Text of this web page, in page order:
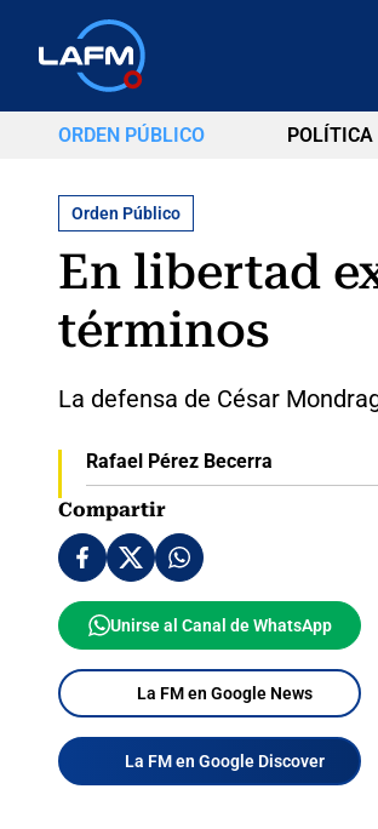
ORDEN PÚBLICO POLÍTICA
Orden Público
En libertad
términos
La defensa de César
Rafael Pérez Becerra
Compartir
Unirse al Canal de WhatsApp
La FM en Google News
La FM en Google Discover